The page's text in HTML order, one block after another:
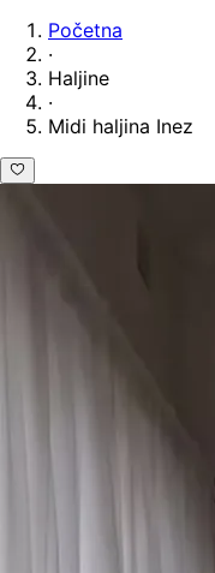
Početna
·
Haljine
·
Midi haljina Inez